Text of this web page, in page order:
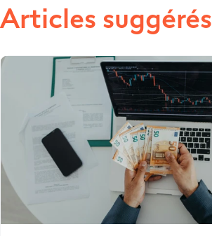
Articles suggérés